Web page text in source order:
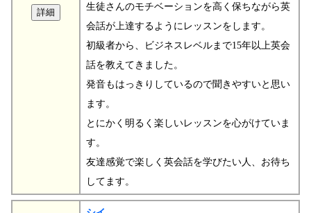
生徒さんのモチベーションを高く保ちながら英
会話が上達するようにレッスンをします。
初級者から、ビジネスレベルまで15年以上英会
話を教えてきました。
発音もはっきりしているので聞きやすいと思い
ます。
とにかく明るく楽しいレッスンを心がけていま
す。
友達感覚で楽しく英会話を学びたい人、お待ち
してます。